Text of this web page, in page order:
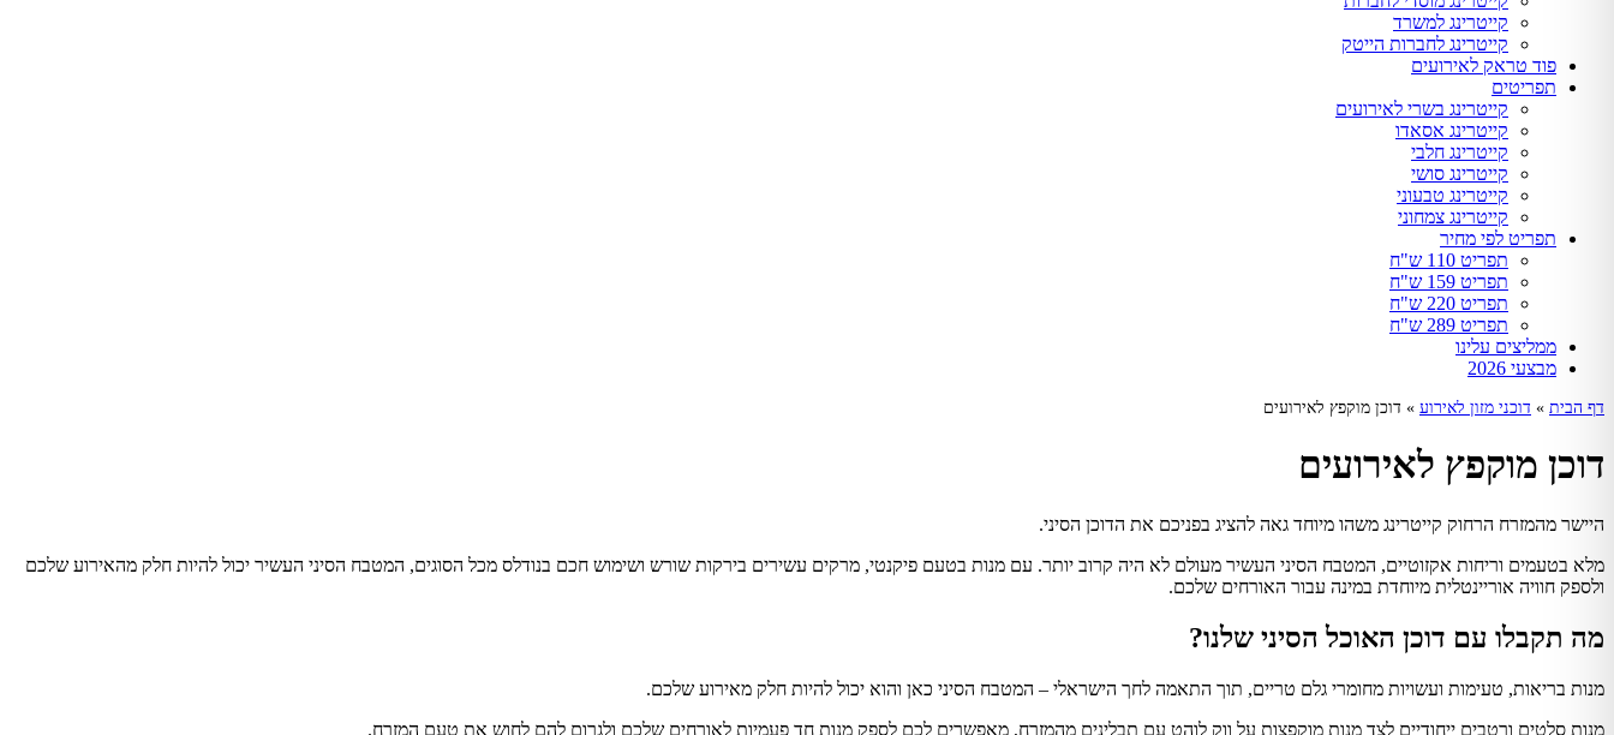
קייטרינג למשרד
קייטרינג לחברות הייטק
פוד טראק לאירועים
תפריטים
קייטרינג בשרי לאירועים
קייטרינג אסאדו
קייטרינג חלבי
קייטרינג סושי
קייטרינג טבעוני
קייטרינג צמחוני
תפריט לפי מחיר
תפריט 110 ש"ח
תפריט 159 ש"ח
תפריט 220 ש"ח
תפריט 289 ש"ח
ממליצים עלינו
מבצעי 2026
דף הבית » דוכני מזון לאירוע » דוכן מוקפץ לאירועים
דוכן מוקפץ לאירועים
היישר מהמזרח הרחוק קייטרינג משהו מיוחד גאה להציג בפניכם את הדוכן הסיני.
מלא בטעמים וריחות אקזוטיים, המטבח הסיני העשיר מעולם לא היה קרוב יותר. עם מנות בטעם פיקנטי, מרקים עשירים בירקות שורש ושימוש חכם בנודלס מכל הסוגים, המטבח הסיני העשיר יכול להיות חלק מהאירוע שלכם
ולספק חוויה אוריינטלית מיוחדת במינה עבור האורחים שלכם.
מה תקבלו עם דוכן האוכל הסיני שלנו?
מנות בריאות, טעימות ועשויות מחומרי גלם טריים, תוך התאמה לחך הישראלי – המטבח הסיני כאן והוא יכול להיות חלק מאירוע שלכם.
מנות סלטים ורטבים ייחודיים לצד מנות מוקפצות על ווק לוהט עם תבלינים מהמזרח, מאפשרים לכם לספק מנות חד פעמיות לאורחים שלכם ולגרום להם לחוש את טעם המזרח.